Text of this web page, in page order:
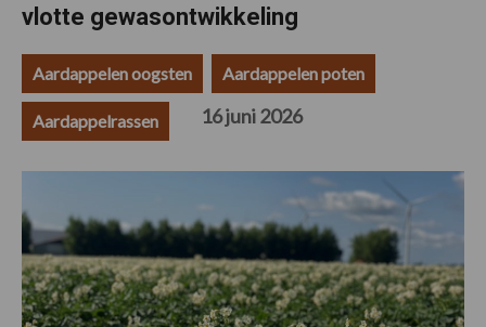
vlotte gewasontwikkeling
Aardappelen oogsten Aardappelen poten
Aardappelrassen 16 juni 2026